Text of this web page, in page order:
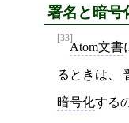
署名と暗号
[33]
Atom文書
るときは、
暗号化する